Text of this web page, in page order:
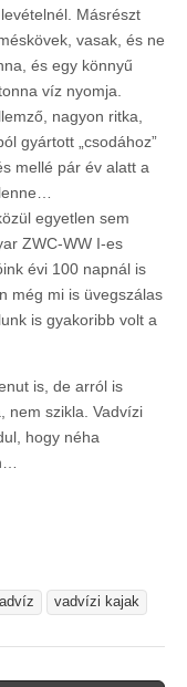
Másrészt
vasak, és ne
és egy könnyű
víz nyomja.
nagyon ritka,
gyártott „csodához”
mellé pár év alatt a
egyetlen sem
ZWC-WW I-es
évi 100 napnál is
még mi is üvegszálas
is gyakoribb volt a
is, de arról is
nem szikla. Vadvízi
hogy néha
vadvízi kajak